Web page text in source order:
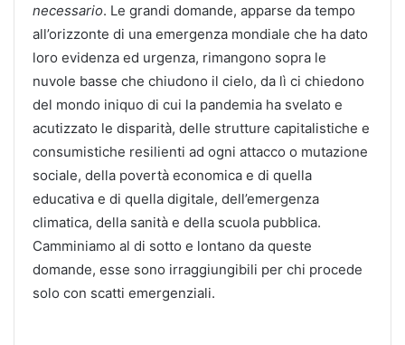
necessario. Le grandi domande, apparse da tempo
all’orizzonte di una emergenza mondiale che ha dato
loro evidenza ed urgenza, rimangono sopra le
nuvole basse che chiudono il cielo, da lì ci chiedono
del mondo iniquo di cui la pandemia ha svelato e
acutizzato le disparità, delle strutture capitalistiche e
consumistiche resilienti ad ogni attacco o mutazione
sociale, della povertà economica e di quella
educativa e di quella digitale, dell’emergenza
climatica, della sanità e della scuola pubblica.
Camminiamo al di sotto e lontano da queste
domande, esse sono irraggiungibili per chi procede
solo con scatti emergenziali.